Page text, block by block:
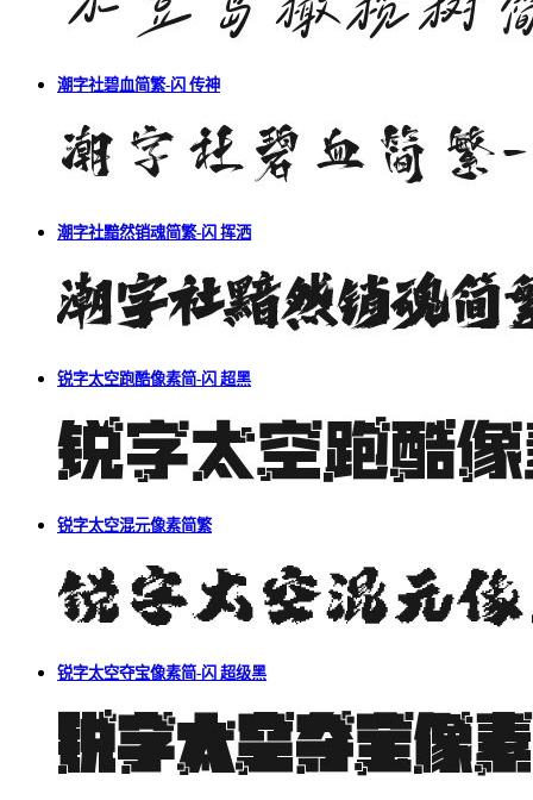
潮字社碧血简繁-闪 传神
潮字社黯然销魂简繁-闪 挥洒
锐字太空跑酷像素简-闪 超黑
锐字太空混元像素简繁
锐字太空夺宝像素简-闪 超级黑